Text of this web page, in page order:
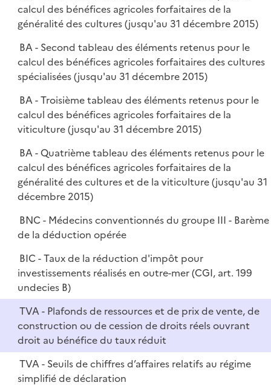
calcul des bénéfices agricoles forfaitaires de la
généralité des cultures (jusqu'au 31 décembre 2015)
BA - Second tableau des éléments retenus pour le
calcul des bénéfices agricoles forfaitaires des cultures
spécialisées (jusqu'au 31 décembre 2015)
BA - Troisième tableau des éléments retenus pour le
calcul des bénéfices agricoles forfaitaires de la
viticulture (jusqu'au 31 décembre 2015)
BA - Quatrième tableau des éléments retenus pour le
calcul des bénéfices agricoles forfaitaires de la
généralité des cultures et de la viticulture (jusqu'au 31
décembre 2015)
BNC - Médecins conventionnés du groupe III - Barème
de la déduction opérée
BIC - Taux de la réduction d'impôt pour
investissements réalisés en outre-mer (CGI, art. 199
undecies B)
TVA - Plafonds de ressources et de prix de vente, de
construction ou de cession de droits réels ouvrant
droit au bénéfice du taux réduit
TVA - Seuils de chiffres d’affaires relatifs au régime
simplifié de déclaration